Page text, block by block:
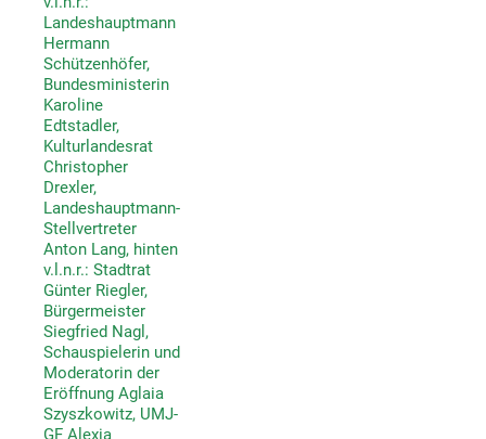
Landeshauptmann
Hermann
Schützenhöfer,
Bundesministerin
Karoline
Edtstadler,
Kulturlandesrat
Christopher
Drexler,
Landeshauptmann-
Stellvertreter
Anton Lang, hinten
v.l.n.r.: Stadtrat
Günter Riegler,
Bürgermeister
Siegfried Nagl,
Schauspielerin und
Moderatorin der
Eröffnung Aglaia
Szyszkowitz, UMJ-